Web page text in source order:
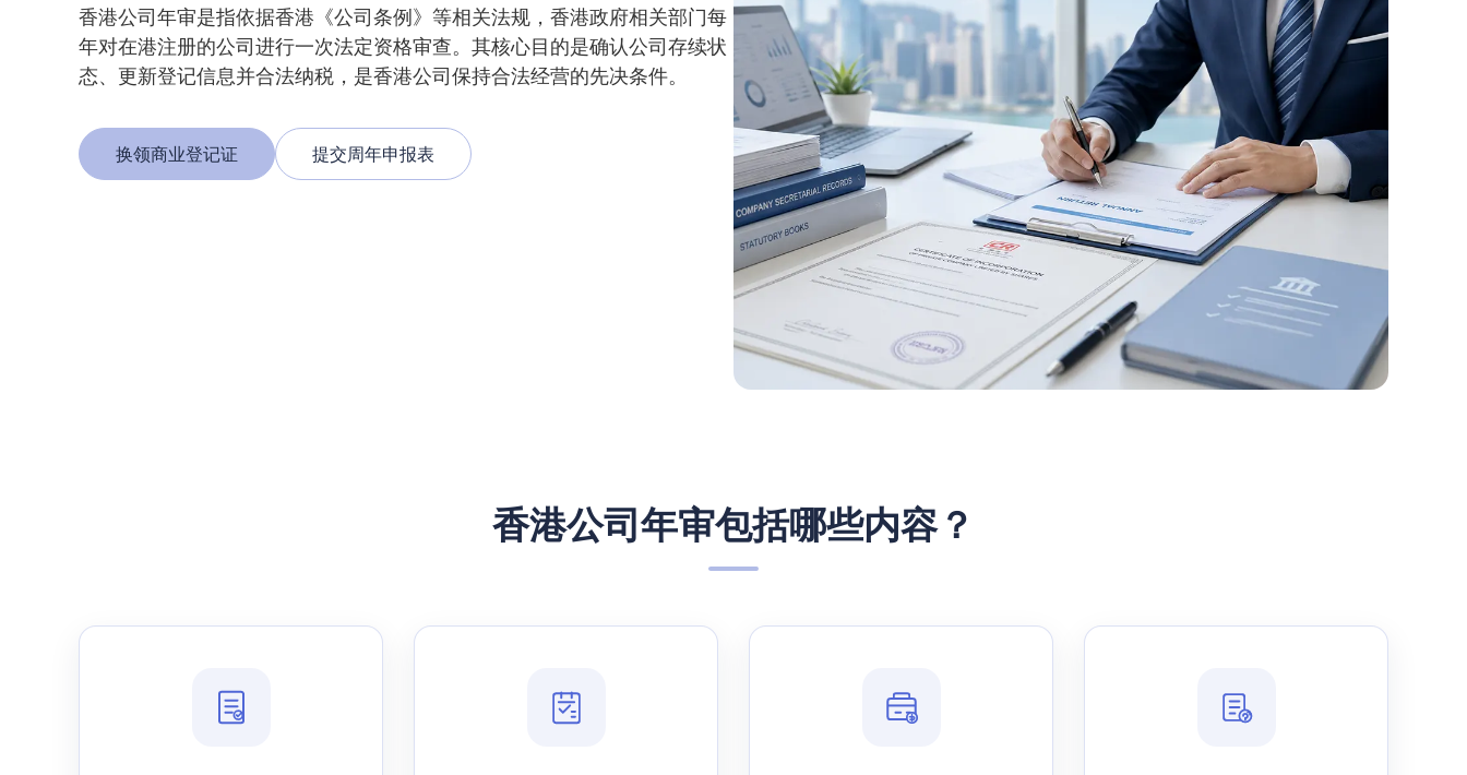
香港公司年审是指依据香港《公司条例》等相关法规，香港政府相关部门每
年对在港注册的公司进行一次法定资格审查。其核心目的是确认公司存续状
态、更新登记信息并合法纳税，是香港公司保持合法经营的先决条件。
换领商业登记证 提交周年申报表
香港公司年审包括哪些内容？